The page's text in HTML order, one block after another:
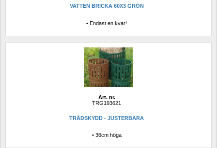
VATTEN BRICKA 60X3 GRÖN
• Endast en kvar!
Art. nr.
TRG193621
TRÄDSKYDD - JUSTERBARA
• 36cm höga